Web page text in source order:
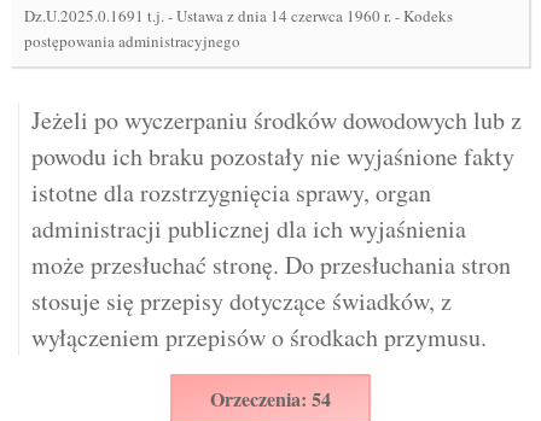
Dz.U.2025.0.1691 t.j.-Ustawa z dnia 14 czerwca 1960 r. - Kodeks
postępowania administracyjnego
Jeżeli po wyczerpaniu środków dowodowych lub z
powodu ich braku pozostały nie wyjaśnione fakty
istotne dla rozstrzygnięcia sprawy, organ
administracji publicznej dla ich wyjaśnienia
może przesłuchać stronę. Do przesłuchania stron
stosuje się przepisy dotyczące świadków, z
wyłączeniem przepisów o środkach przymusu.
Orzeczenia: 54